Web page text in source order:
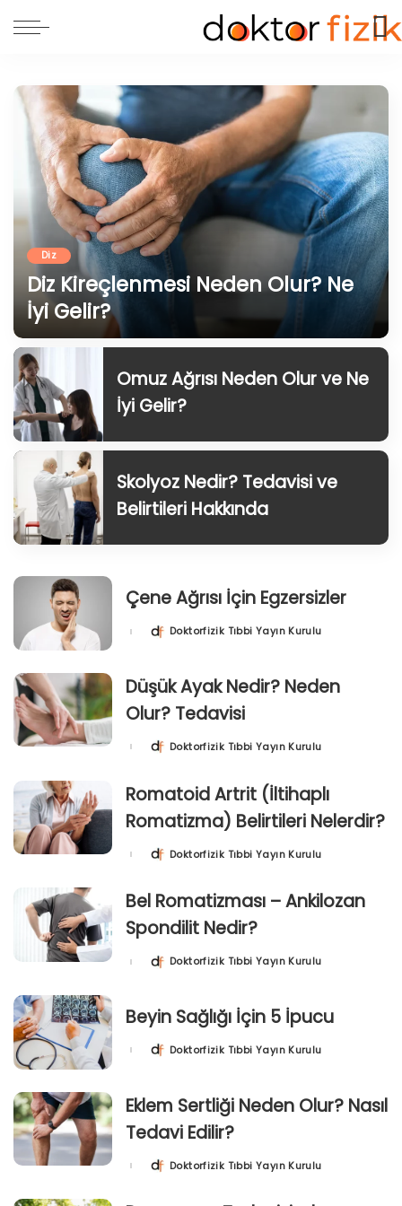
Diz
Diz Kireçlenmesi Neden Olur? Ne
İyi Gelir?
18 Haziran 2024
Omuz Ağrısı Neden Olur ve Ne
İyi Gelir?
Skolyoz Nedir? Tedavisi ve
Belirtileri Hakkında
Çene Ağrısı İçin Egzersizler
Posted Doktorfizik Tıbbi Yayın Kurulu
Düşük Ayak Nedir? Neden
Olur? Tedavisi
Posted Doktorfizik Tıbbi Yayın Kurulu
Romatoid Artrit (İltihaplı
Romatizma) Belirtileri Nelerdir?
Posted Doktorfizik Tıbbi Yayın Kurulu
Bel Romatizması – Ankilozan
Spondilit Nedir?
Posted Doktorfizik Tıbbi Yayın Kurulu
Beyin Sağlığı İçin 5 İpucu
Posted Doktorfizik Tıbbi Yayın Kurulu
Eklem Sertliği Neden Olur? Nasıl
Tedavi Edilir?
Posted Doktorfizik Tıbbi Yayın Kurulu